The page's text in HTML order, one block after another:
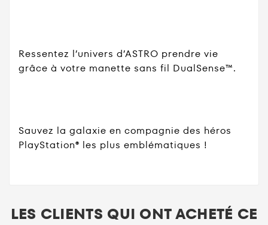
Ressentez l’univers d’ASTRO prendre vie
grâce à votre manette sans fil DualSense™.
Sauvez la galaxie en compagnie des héros
PlayStation® les plus emblématiques !
LES CLIENTS QUI ONT ACHETÉ CE